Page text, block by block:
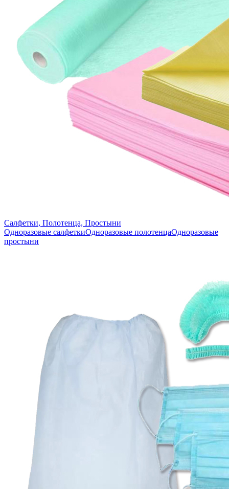
Салфетки, Полотенца, Простыни
Одноразовые салфеткиОдноразовые полотенцаОдноразовые
простыни